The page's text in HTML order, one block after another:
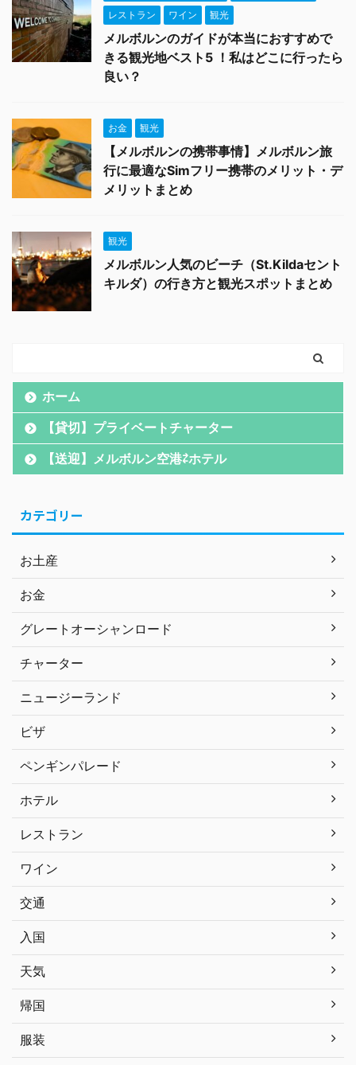
レストラン
ワイン 観光
メルボルンのガイドが本当におすすめで
きる観光地ベスト5 ！私はどこに行ったら
良い？
お金 観光
【メルボルンの携帯事情】メルボルン旅
行に最適なSimフリー携帯のメリット・デ
メリットまとめ
観光
メルボルン人気のビーチ（St.Kildaセント
キルダ）の行き方と観光スポットまとめ
ホーム
【貸切】プライベートチャーター
【送迎】メルボルン空港⇄ホテル
カテゴリー
お土産
お金
グレートオーシャンロード
チャーター
ニュージーランド
ビザ
ペンギンパレード
ホテル
レストラン
ワイン
交通
入国
天気
帰国
服装